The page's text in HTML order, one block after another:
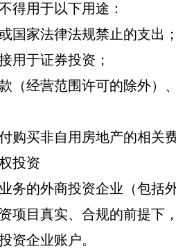
得用于以下用途：
国家法律法规禁止的支出；
用于证券投资；
（经营范围许可的除外）
购买非自用房地产的相关费
投资
务的外商投资企业（包括
项目真实、合规的前提下
资企业账户。